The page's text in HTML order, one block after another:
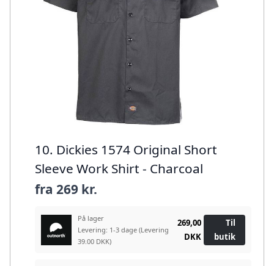
10. Dickies 1574 Original Short
Sleeve Work Shirt - Charcoal
fra 269 kr.
På lager
Levering: 1-3 dage (Levering
39.00 DKK)
269,00
DKK
Til
butik